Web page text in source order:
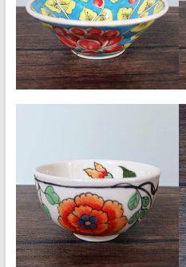
ア
ア
ン
食
器
サ
イ
ト
『サ
ラ